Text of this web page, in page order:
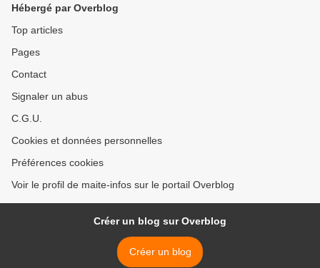
Hébergé par Overblog
Top articles
Pages
Contact
Signaler un abus
C.G.U.
Cookies et données personnelles
Préférences cookies
Voir le profil de maite-infos sur le portail Overblog
Créer un blog sur Overblog
Créer un blog